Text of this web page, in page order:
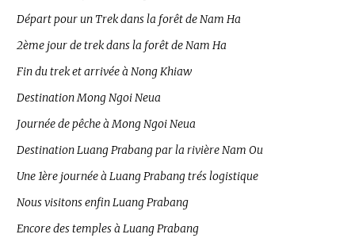
Départ pour un Trek dans la forêt de Nam Ha
2ème jour de trek dans la forêt de Nam Ha
Fin du trek et arrivée à Nong Khiaw
Destination Mong Ngoi Neua
Journée de pêche à Mong Ngoi Neua
Destination Luang Prabang par la rivière Nam Ou
Une 1ère journée à Luang Prabang trés logistique
Nous visitons enfin Luang Prabang
Encore des temples à Luang Prabang